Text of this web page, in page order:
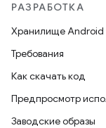
РАЗРАБОТКА
Хранилище Android
Требования
Как скачать код
Предпросмотр
Заводские образы